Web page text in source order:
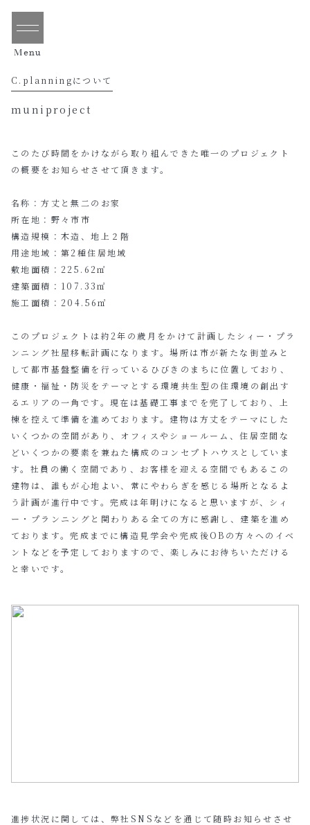
Menu
C.planningについて
muniproject
このたび時間をかけながら取り組んできた唯一のプロジェクト
の概要をお知らせさせて頂きます。
名称：方丈と無二のお家
所在地：野々市市
構造規模：木造、地上２階
用途地域：第2種住居地域
敷地面積：225.62㎡
建築面積：107.33㎡
施工面積：204.56㎡
このプロジェクトは約2年の歳月をかけて計画したシィー・プラ
ンニング社屋移転計画になります。場所は市が新たな街並みと
して都市基盤整備を行っているひびきのまちに位置しており、
健康・福祉・防災をテーマとする環境共生型の住環境の創出す
るエリアの一角です。現在は基礎工事までを完了しており、上
棟を控えて準備を進めております。建物は方丈をテーマにした
いくつかの空間があり、オフィスやショールーム、住居空間な
どいくつかの要素を兼ねた構成のコンセプトハウスとしていま
す。社員の働く空間であり、お客様を迎える空間でもあるこの
建物は、誰もが心地よい、常にやわらぎを感じる場所となるよ
う計画が進行中です。完成は年明けになると思いますが、シィ
ー・プランニングと関わりある全ての方に感謝し、建築を進め
ております。完成までに構造見学会や完成後OBの方々へのイベ
ントなどを予定しておりますので、楽しみにお待ちいただける
と幸いです。
進捗状況に関しては、弊社SNSなどを通じて随時お知らせさせ